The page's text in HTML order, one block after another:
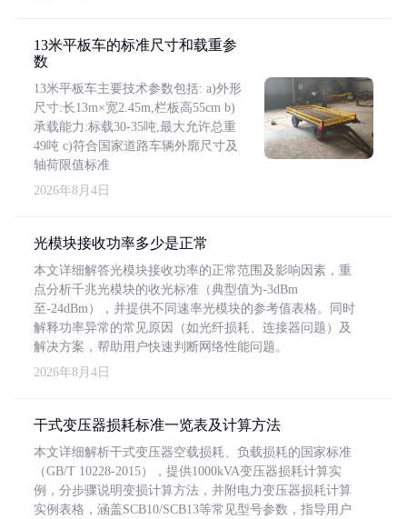
13米平板车的标准尺寸和载重参
数
13米平板车主要技术参数包括: a)外形
尺寸:长13m×宽2.45m,栏板高55cm b)
承载能力:标载30-35吨,最大允许总重
49吨 c)符合国家道路车辆外廓尺寸及
轴荷限值标准
2026年8月4日
光模块接收功率多少是正常
本文详细解答光模块接收功率的正常范围及影响因素，重
点分析千兆光模块的收光标准（典型值为-3dBm
至-24dBm），并提供不同速率光模块的参考值表格。同时
解释功率异常的常见原因（如光纤损耗、连接器问题）及
解决方案，帮助用户快速判断网络性能问题。
2026年8月4日
干式变压器损耗标准一览表及计算方法
本文详细解析干式变压器空载损耗、负载损耗的国家标准
（GB/T 10228-2015），提供1000kVA变压器损耗计算实
例，分步骤说明变损计算方法，并附电力变压器损耗计算
实例表格，涵盖SCB10/SCB13等常见型号参数，指导用户